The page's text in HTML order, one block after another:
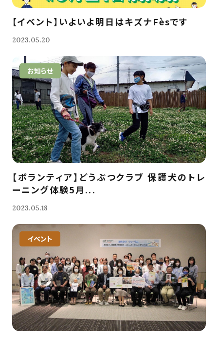
【イベント】いよいよ明日はキズナFèsです
2023.05.20
お知らせ
【ボランティア】どうぶつクラブ 保護犬のトレ
ーニング体験5月...
2023.05.18
イベント